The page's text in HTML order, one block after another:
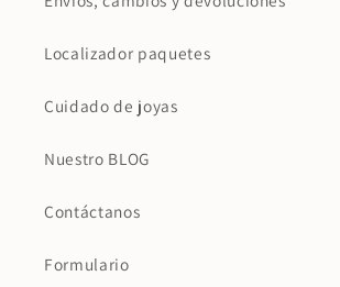
Localizador paquetes
Cuidado de joyas
Nuestro BLOG
Contáctanos
Formulario